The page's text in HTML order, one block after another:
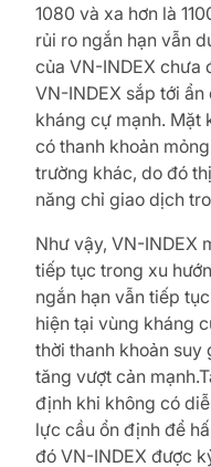
1080 và xa hơn là
rủi ro ngắn hạn vẫn
của VN-INDEX chưa
VN-INDEX sắp tới
kháng cự mạnh. Mặt
có thanh khoản
trường khác, do đó
năng chỉ giao dịch
Như vậy, VN-INDEX
tiếp tục trong xu
ngắn hạn vẫn tiếp
hiện tại vùng kháng
thời thanh khoản suy
tăng vượt cản
định khi không có
lực cầu ổn định để
đó VN-INDEX được